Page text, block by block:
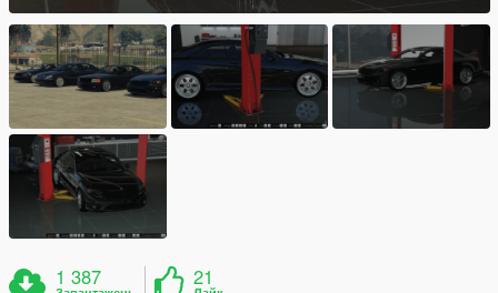
1 387 21